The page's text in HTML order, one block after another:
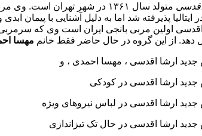
متولد سال ۱۳۶۱ در شهر تهران است. وی مربی آی کیدو بودتا اینکه که با
ایتالیا پذیرفته شد اما به دلیل آشنایی با پیمان
دهد. از این گروه در حال حاضر فقط خانم مهسا
ارشا اقدسی ، مهسا احمدی ، و
ارشا اقدسی در کودکی
ارشا اقدسی در لباس نیروهای ویژه
ارشا اقدسی در حال تک تیزاندازی